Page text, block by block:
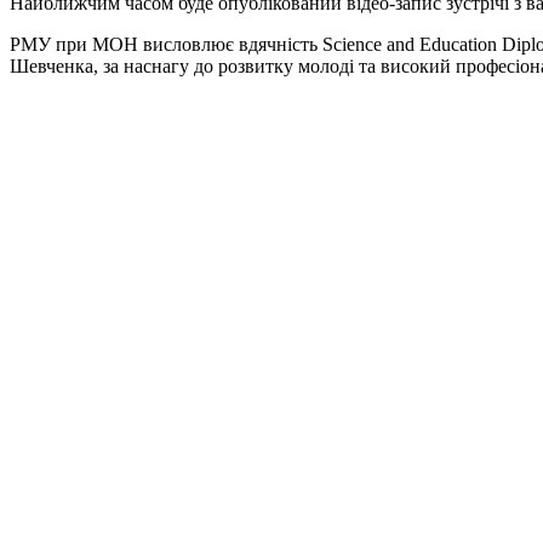
РМУ при МОН висловлює вдячність Science and Education
Шевченка, за наснагу до розвитку молоді та високий